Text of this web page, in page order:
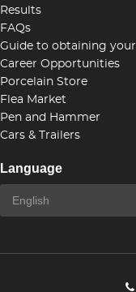
Results
FAQs
Guide to obtaining
Career Opportunities
Porcelain Store
Flea Market
Pen and Hammer
Cars & Trailers
Language